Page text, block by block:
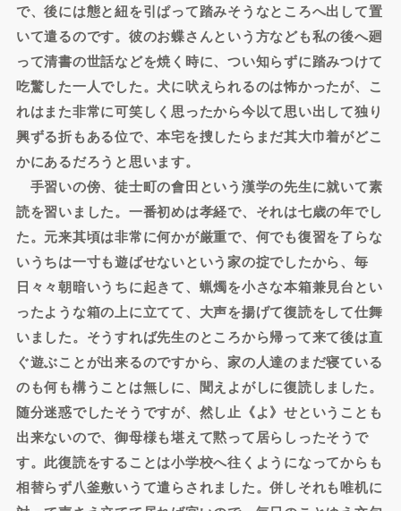
で、後には態と紐を引ぱって踏みそうなところへ出して置
いて遣るのです。彼のお蝶さんという方なども私の後へ廻
って清書の世話などを焼く時に、つい知らずに踏みつけて
吃驚した一人でした。犬に吠えられるのは怖かったが、こ
れはまた非常に可笑しく思ったから今以て思い出して独り
興ずる折もある位で、本宅を捜したらまだ其大巾着がどこ
かにあるだろうと思います。
手習いの傍、徒士町の會田という漢学の先生に就いて素
読を習いました。一番初めは孝経で、それは七歳の年でし
た。元来其頃は非常に何かが厳重で、何でも復習を了らな
いうちは一寸も遊ばせないという家の掟でしたから、毎
日々々朝暗いうちに起きて、蝋燭を小さな本箱兼見台とい
ったような箱の上に立てて、大声を揚げて復読をして仕舞
いました。そうすれば先生のところから帰って来て後は直
ぐ遊ぶことが出来るのですから、家の人達のまだ寝ている
のも何も構うことは無しに、聞えよがしに復読しました。
随分迷惑でしたそうですが、然し止《よ》せということも
出来ないので、御母様も堪えて黙って居らしったそうで
す。此復読をすることは小学校へ往くようになってからも
相替らず八釜敷いうて遣らされました。併しそれも唯机に